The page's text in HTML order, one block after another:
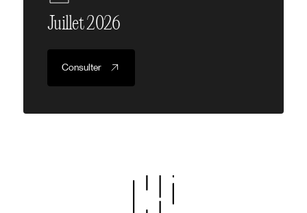
Juillet 2026
Consulter